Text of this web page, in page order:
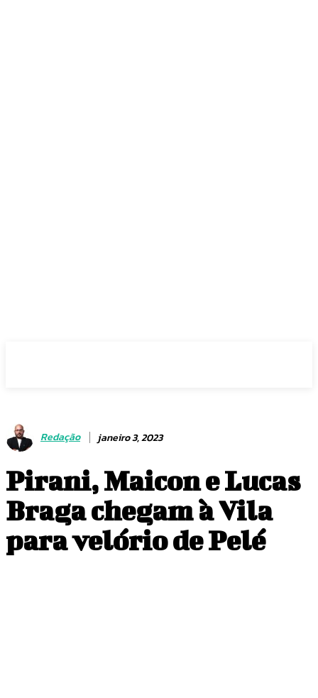
Redação janeiro 3, 2023
Pirani, Maicon e Lucas
Braga chegam à Vila
para velório de Pelé